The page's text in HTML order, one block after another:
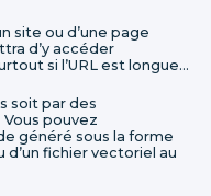
site ou d’une page
d’y accéder
si l’URL est longue…
soit par des
pouvez
généré sous la forme
d’un fichier vectoriel au